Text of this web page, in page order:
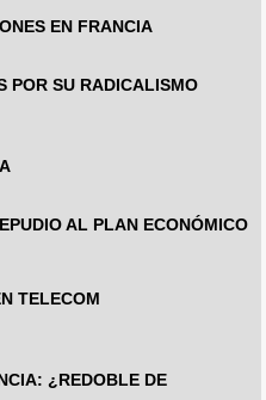
EN FRANCIA
POR SU RADICALISMO
AL PLAN ECONÓMICO
TELECOM
¿REDOBLE DE